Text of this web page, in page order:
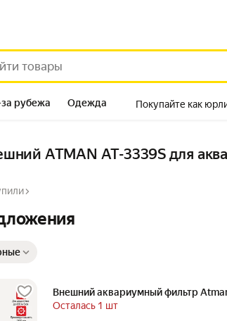
рубежа Одежда Покупайте как
ATMAN AT-3339S для
Внешний аквариумный фильтр
Осталась 1 шт